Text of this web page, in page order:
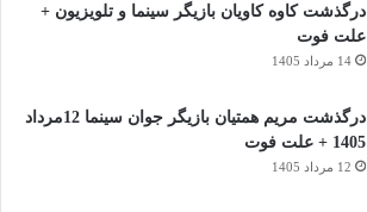
درگذشت کاوه کاویان بازیگر سینما و تلویزیون +
علت فوت
14 مرداد 1405
درگذشت مریم همتیان بازیگر جوان سینما 12مرداد
1405 + علت فوت
12 مرداد 1405